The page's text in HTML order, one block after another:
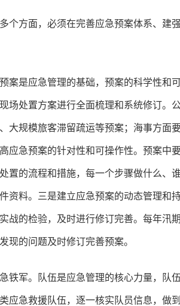
个方面，必须在完善应急预案体系、建
案是应急管理的基础，预案的科学性和
场处置方案进行全面梳理和系统修订。
大规模旅客滞留疏运等预案；海事方面
应急预案的针对性和可操作性。预案中
置的流程和措施，每一个步骤做什么、
资料。三是建立应急预案的动态管理和
战的检验，及时进行修订完善。每年汛
现的问题及时修订完善预案。
铁军。队伍是应急管理的核心力量，队
急救援队伍，逐一核实队员信息，做